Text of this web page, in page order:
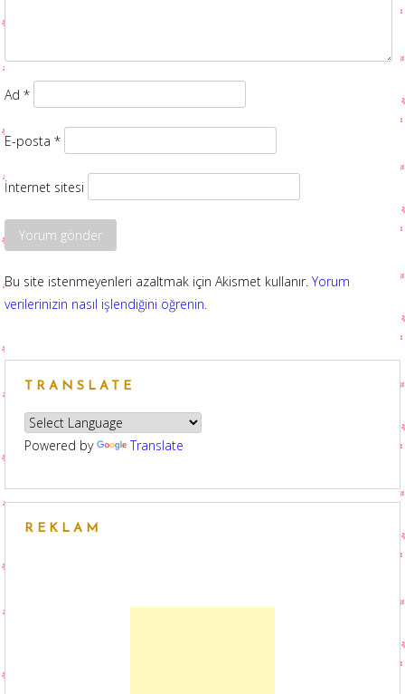
Ad *
E-posta *
İnternet sitesi
Bu site istenmeyenleri azaltmak için Akismet kullanır. Yorum
verilerinizin nasıl işlendiğini öğrenin.
TRANSLATE
Powered by Translate
REKLAM